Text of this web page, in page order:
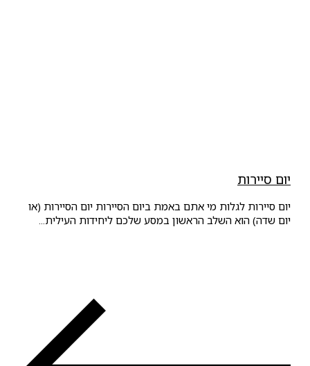
יום סיירות
יום סיירות לגלות מי אתם באמת ביום הסיירות יום הסיירות (או
יום שדה) הוא השלב הראשון במסע שלכם ליחידות העילית...